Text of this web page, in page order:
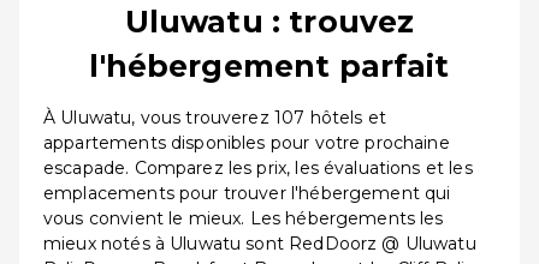
Uluwatu : trouvez
l'hébergement parfait
À Uluwatu, vous trouverez 107 hôtels et
appartements disponibles pour votre prochaine
escapade. Comparez les prix, les évaluations et les
emplacements pour trouver l'hébergement qui
vous convient le mieux. Les hébergements les
mieux notés à Uluwatu sont RedDoorz @ Uluwatu